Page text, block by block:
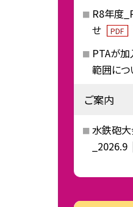
R8年度
せ
PDF
PTAが加
範囲につ
ご案内
水鉄砲大
_2026.9